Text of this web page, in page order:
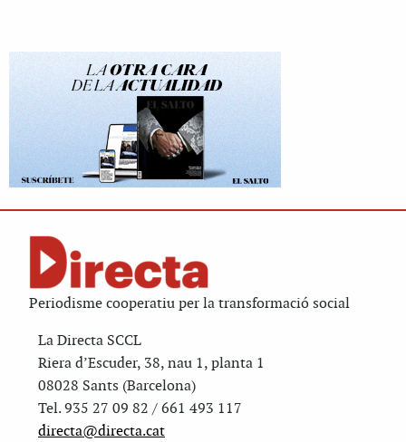
Periodisme cooperatiu per la transformació social
La Directa SCCL
Riera d’Escuder, 38, nau 1, planta 1
08028 Sants (Barcelona)
Tel. 935 27 09 82 / 661 493 117
directa@directa.cat